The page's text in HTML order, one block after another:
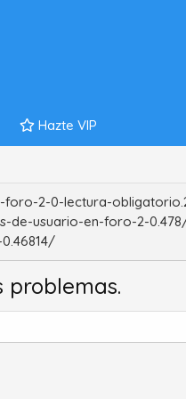
Hazte VIP
2-0-lectura-
de-usuario-en-foro-2-
problemas.